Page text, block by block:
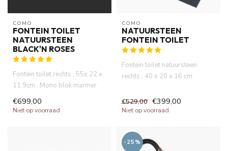
COMO
FONTEIN TOILET
NATUURSTEEN
BLACK'N ROSES
Fontein toilet rechts , 55x 22 x
11.9cm . Mono blok marmer
€699,00
Niet op voorraad
COMO
NATUURSTEEN
FONTEIN TOILET
Fontein toilet natuursteen
rechts , 40 x 20 x 16 cm .
zwar...
€529,00 €399,00
Niet op voorraad
-25%